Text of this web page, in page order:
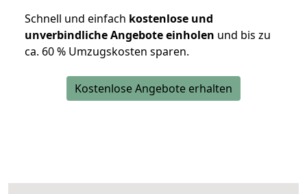
Schnell und einfach kostenlose und
unverbindliche Angebote einholen und bis zu
ca. 60 % Umzugskosten sparen.
Kostenlose Angebote erhalten